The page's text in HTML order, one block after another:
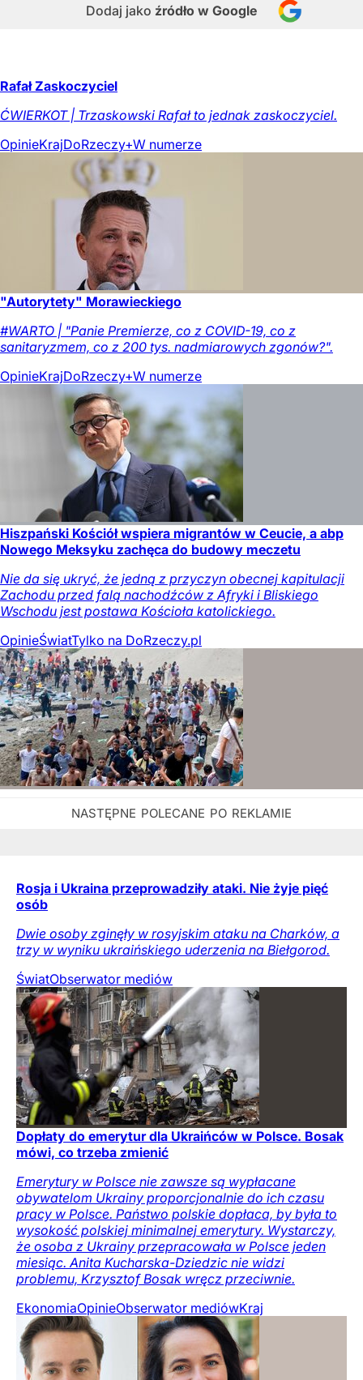
Dodaj jako źródło w Google
Rafał Zaskoczyciel
ĆWIERKOT | Trzaskowski Rafał to jednak zaskoczyciel.
OpinieKrajDoRzeczy+W numerze
"Autorytety" Morawieckiego
#WARTO | "Panie Premierze, co z COVID-19, co z
sanitaryzmem, co z 200 tys. nadmiarowych zgonów?".
OpinieKrajDoRzeczy+W numerze
Hiszpański Kościół wspiera migrantów w Ceucie, a abp
Nowego Meksyku zachęca do budowy meczetu
Nie da się ukryć, że jedną z przyczyn obecnej kapitulacji
Zachodu przed falą nachodźców z Afryki i Bliskiego
Wschodu jest postawa Kościoła katolickiego.
OpinieŚwiatTylko na DoRzeczy.pl
Rosja i Ukraina przeprowadziły ataki. Nie żyje pięć
osób
Dwie osoby zginęły w rosyjskim ataku na Charków, a
trzy w wyniku ukraińskiego uderzenia na Biełgorod.
ŚwiatObserwator mediów
Dopłaty do emerytur dla Ukraińców w Polsce. Bosak
mówi, co trzeba zmienić
Emerytury w Polsce nie zawsze są wypłacane
obywatelom Ukrainy proporcjonalnie do ich czasu
pracy w Polsce. Państwo polskie dopłaca, by była to
wysokość polskiej minimalnej emerytury. Wystarczy,
że osoba z Ukrainy przepracowała w Polsce jeden
miesiąc. Anita Kucharska-Dziedzic nie widzi
problemu, Krzysztof Bosak wręcz przeciwnie.
EkonomiaOpinieObserwator mediówKraj